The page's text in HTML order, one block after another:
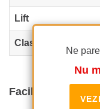
Ne
Nu
Lift
Clasa de risc
Facilități